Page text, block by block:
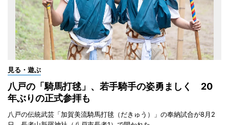
見る・遊ぶ
八戸の「騎馬打毬」、若手騎手の姿勇ましく 20
年ぶりの正式参拝も
八戸の伝統武芸「加賀美流騎馬打毬（だきゅう）」の奉納試合が8月2